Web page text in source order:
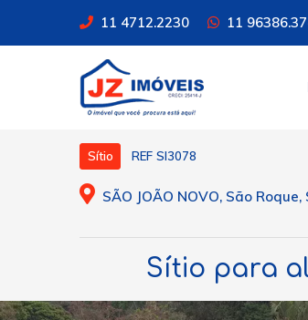
11 4712.2230 11
Sítio REF SI3078
SÃO JOÃO NOVO, São
Sítio para